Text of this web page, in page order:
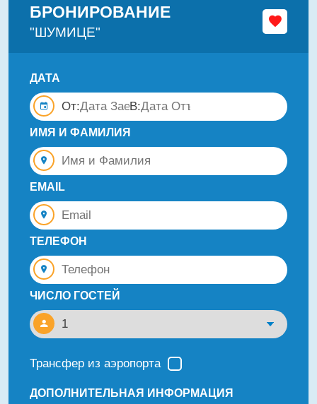
БРОНИРОВАНИЕ
"ШУМИЦЕ"
ДАТА
От: В:
ИМЯ И ФАМИЛИЯ
EMAIL
ТЕЛЕФОН
ЧИСЛО ГОСТЕЙ
Трансфер из аэропорта
ДОПОЛНИТЕЛЬНАЯ ИНФОРМАЦИЯ